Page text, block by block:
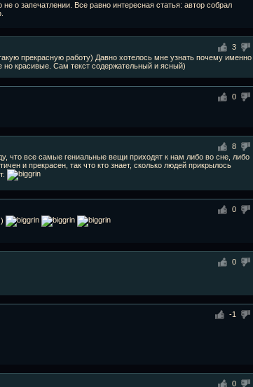
о запечатлении. Все равно интересная статья: автор собрал
3
прекрасную работу) Давно хотелось мне узнать почему именно
красивые. Сам текст содержательный и ясный)
0
8
что все самые гениальные вещи приходят к нам либо во сне, либо
и прекрасен, так что кто знает, сколько людей прикрылось
0
0
-1
0